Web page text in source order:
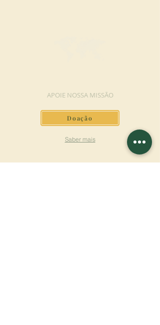
APOIE NOSSA MISSÃO
Doação
Saber mais